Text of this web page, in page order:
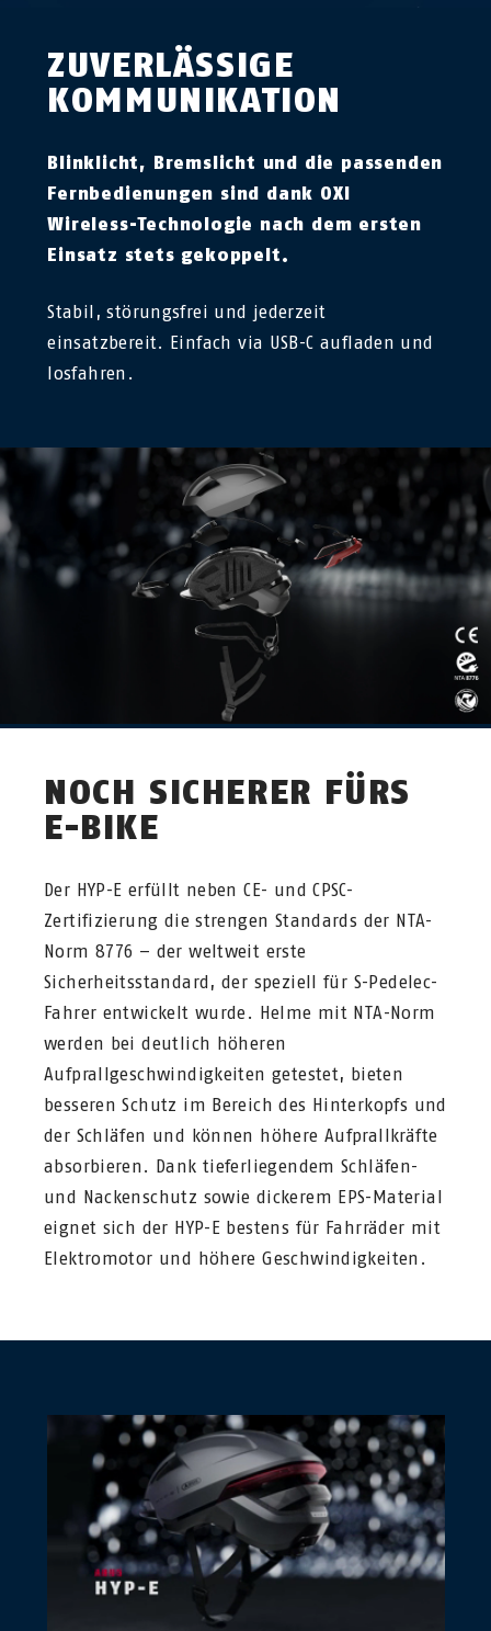
ZUVERLÄSSIGE
KOMMUNIKATION
Blinklicht, Bremslicht und die passenden
Fernbedienungen sind dank OXI
Wireless-Technologie nach dem ersten
Einsatz stets gekoppelt.
Stabil, störungsfrei und jederzeit
einsatzbereit. Einfach via USB-C aufladen und
losfahren.
NOCH SICHERER FÜRS
E-BIKE
Der HYP-E erfüllt neben CE- und CPSC-
Zertifizierung die strengen Standards der NTA-
Norm 8776 – der weltweit erste
Sicherheitsstandard, der speziell für S-Pedelec-
Fahrer entwickelt wurde. Helme mit NTA-Norm
werden bei deutlich höheren
Aufprallgeschwindigkeiten getestet, bieten
besseren Schutz im Bereich des Hinterkopfs und
der Schläfen und können höhere Aufprallkräfte
absorbieren. Dank tieferliegendem Schläfen-
und Nackenschutz sowie dickerem EPS-Material
eignet sich der HYP-E bestens für Fahrräder mit
Elektromotor und höhere Geschwindigkeiten.